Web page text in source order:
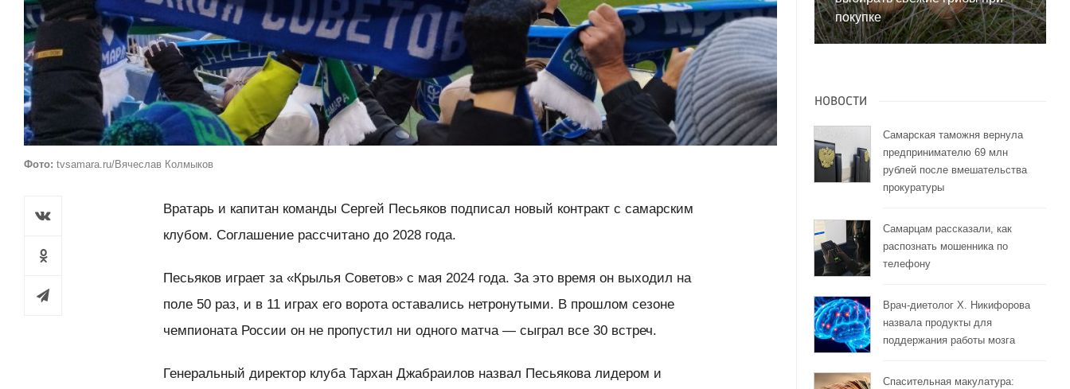
Фото: tvsamara.ru/Вячеслав Колмыков
Вратарь и капитан команды Сергей Песьяков подписал новый контракт с самарским
клубом. Соглашение рассчитано до 2028 года.
Песьяков играет за «Крылья Советов» с мая 2024 года. За это время он выходил на
поле 50 раз, и в 11 играх его ворота оставались нетронутыми. В прошлом сезоне
чемпионата России он не пропустил ни одного матча — сыграл все 30 встреч.
Генеральный директор клуба Тархан Джабраилов назвал Песьякова лидером и
покупке
НОВОСТИ
Самарская таможня вернула
предпринимателю 69 млн
рублей после вмешательства
прокуратуры
Самарцам рассказали, как
распознать мошенника по
телефону
Врач-диетолог Х. Никифорова
назвала продукты для
поддержания работы мозга
Спасительная макулатура: